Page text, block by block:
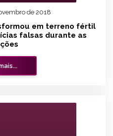
de 2018
em terreno fértil
falsas durante as